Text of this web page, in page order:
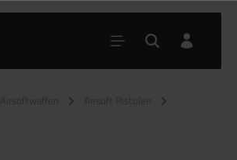
Airsoftwaffen Airsoft Pistolen